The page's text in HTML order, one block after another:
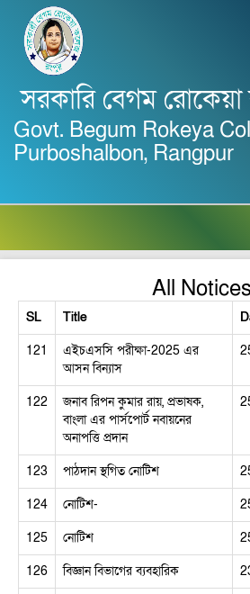
সরকারি বেগম
Govt. Begum Rokeya
Purboshalbon, Rangpur
All Notices
SL Title
121
এইচএসসি পরীক্ষা-2025 এর
আসন বিন্যাস
122
জনাব রিপন কুমার রায়, প্রভাষক,
বাংলা এর পার্সপোর্ট নবায়নের
অনাপত্তি প্রদান
123 পাঠদান স্থগিত নোটিশ
124
নোটিশ-
125
নোটিশ
126
বিজ্ঞান বিভাগের ব্যবহারিক